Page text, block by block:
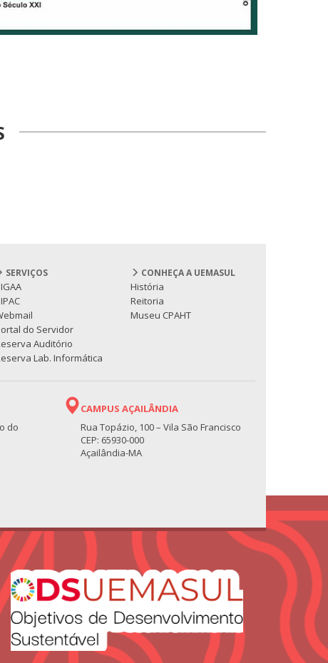
SERVIÇOS
do Servidor
Auditório
Lab. Informática
CONHEÇA A UEMASUL
História
Reitoria
Museu CPAHT
do
CAMPUS AÇAILÂNDIA
Rua Topázio, 100 – Vila São Francisco
CEP: 65930-000
Açailândia-MA